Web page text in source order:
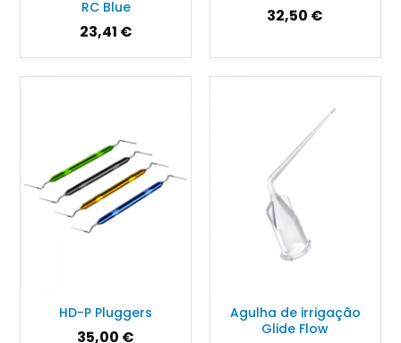
RC Blue
23,41 €
32,50 €
HD-P Pluggers
35,00 €
Agulha de irrigação
Glide Flow